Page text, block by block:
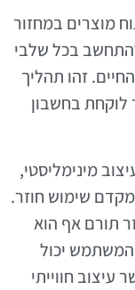
מוצרים במחזור
בכל שלבי
זהו תהליך
לוקחת בחשבון
מינימליסטי,
שימוש חוזר.
תורם אף הוא
יכול
חווייתי